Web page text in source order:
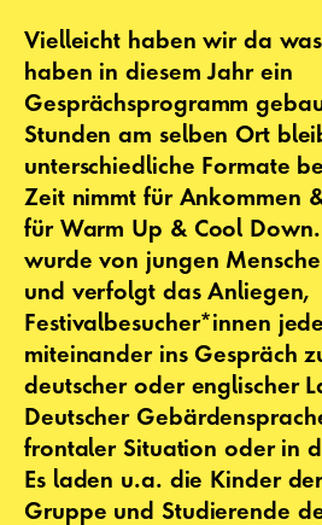
Vielleicht haben wir da
haben in diesem Jahr ein
Gesprächsprogramm
Stunden am selben Ort
unterschiedliche Formate
Zeit nimmt für Ankommen
für Warm Up & Cool
wurde von jungen
und verfolgt das Anliegen,
Festivalbesucher*innen
miteinander ins Gespräch
deutscher oder englischer
Deutscher
frontaler Situation oder in
Es laden u.a. die Kinder
Gruppe und Studierende